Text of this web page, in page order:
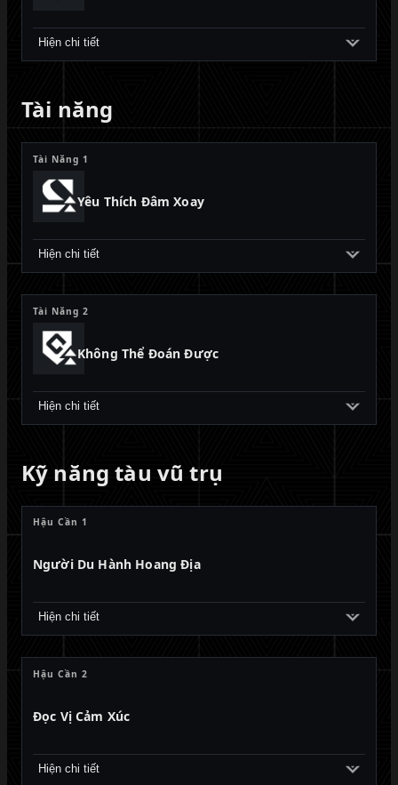
Hiện chi tiết
Tài năng
Tài Năng 1
Yêu Thích Đâm Xoay
Hiện chi tiết
Tài Năng 2
Không Thể Đoán Được
Hiện chi tiết
Kỹ năng tàu vũ trụ
Hậu Cần 1
Người Du Hành Hoang Địa
Hiện chi tiết
Hậu Cần 2
Đọc Vị Cảm Xúc
Hiện chi tiết